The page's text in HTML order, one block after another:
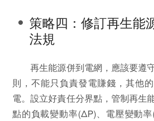
策略四：修訂再生能
法規
再生能源併到電網，應該要遵
則，不能只負責發電賺錢，其他
電。設立好責任分界點，管制再生
點的負載變動率(ΔP)、電壓變動